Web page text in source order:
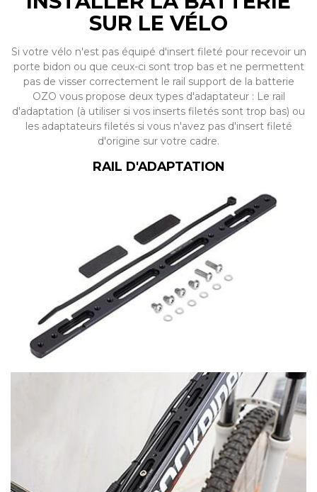
SUR LE VÉLO
Si votre vélo n'est pas équipé d'insert fileté pour recevoir un
porte bidon ou que ceux-ci sont trop bas et ne permettent
pas de visser correctement le rail support de la batterie
OZO vous propose deux types d'adaptateur : Le rail
d'adaptation (à utiliser si vos inserts filetés sont trop bas) ou
les adaptateurs filetés si vous n'avez pas d'insert fileté
d'origine sur votre cadre.
RAIL D'ADAPTATION